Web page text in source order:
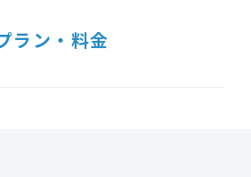
ラン・料金